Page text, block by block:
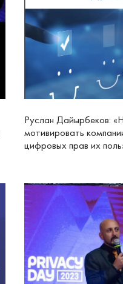
Руслан Дайырбеков:
мотивировать
цифровых прав их